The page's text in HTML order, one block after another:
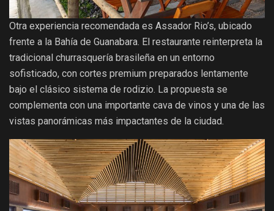
Otra experiencia recomendada es Assador Rio’s, ubicado
frente a la Bahía de Guanabara. El restaurante reinterpreta la
tradicional churrasquería brasileña en un entorno
sofisticado, con cortes premium preparados lentamente
bajo el clásico sistema de rodizio. La propuesta se
complementa con una importante cava de vinos y una de las
vistas panorámicas más impactantes de la ciudad.